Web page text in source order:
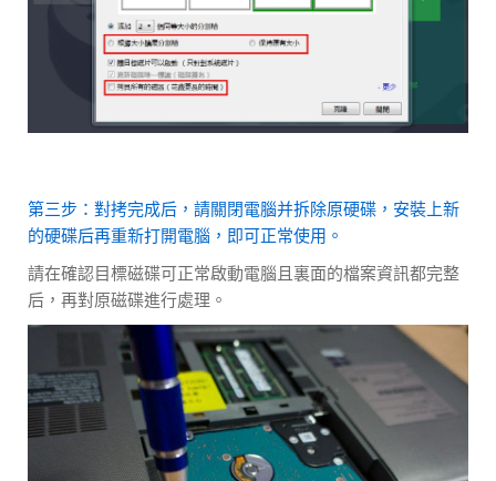
第三步：對拷完成后，請關閉電腦并拆除原硬碟，安裝上新
的硬碟后再重新打開電腦，即可正常使用。
請在確認目標磁碟可正常啟動電腦且裏面的檔案資訊都完整
后，再對原磁碟進行處理。